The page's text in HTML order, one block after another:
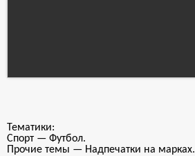
Тематики:
Спорт — Футбол.
Прочие темы — Надпечатки на марках.